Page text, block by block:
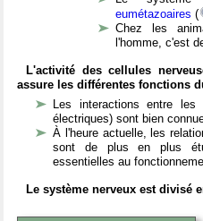
eumétazoaires (
Chez les
l'homme, c'est
L'activité des cellules
assure les différentes fonctions
Les interactions entre les
électriques) sont bien
À l'heure actuelle, les
sont de plus en plus
essentielles au
Le système nerveux est divisé